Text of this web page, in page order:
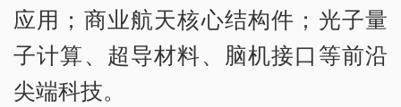
应用；商业航天核心结构件；光子量
子计算、超导材料、脑机接口等前沿
尖端科技。